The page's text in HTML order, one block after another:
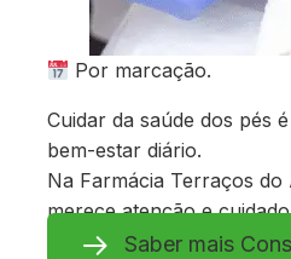
Por marcação.
Cuidar da saúde dos pés
bem-estar diário.
Na Farmácia Terraços do
merece atenção e
Saber mais